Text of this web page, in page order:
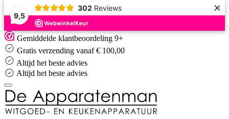
9,5
302 Reviews ×
Skip
to
content
Gemiddelde klantbeoordeling 9+
Gratis verzending vanaf € 100,00
Altijd het beste advies
Altijd het beste advies